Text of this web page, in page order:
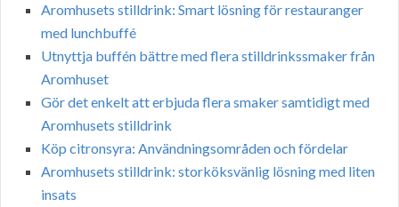
Aromhusets stilldrink: Smart lösning för restauranger
med lunchbuffé
Utnyttja buffén bättre med flera stilldrinkssmaker från
Aromhuset
Gör det enkelt att erbjuda flera smaker samtidigt med
Aromhusets stilldrink
Köp citronsyra: Användningsområden och fördelar
Aromhusets stilldrink: storköksvänlig lösning med liten
insats